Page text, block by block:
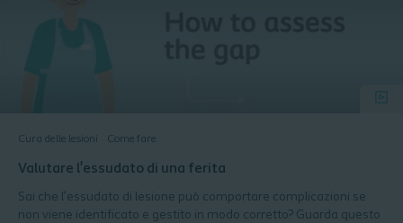
Cura delle lesioni Come fare
Valutare l’essudato di una ferita
Sai che l’essudato di lesione può comportare complicazioni se
non viene identificato e gestito in modo corretto? Guarda questo